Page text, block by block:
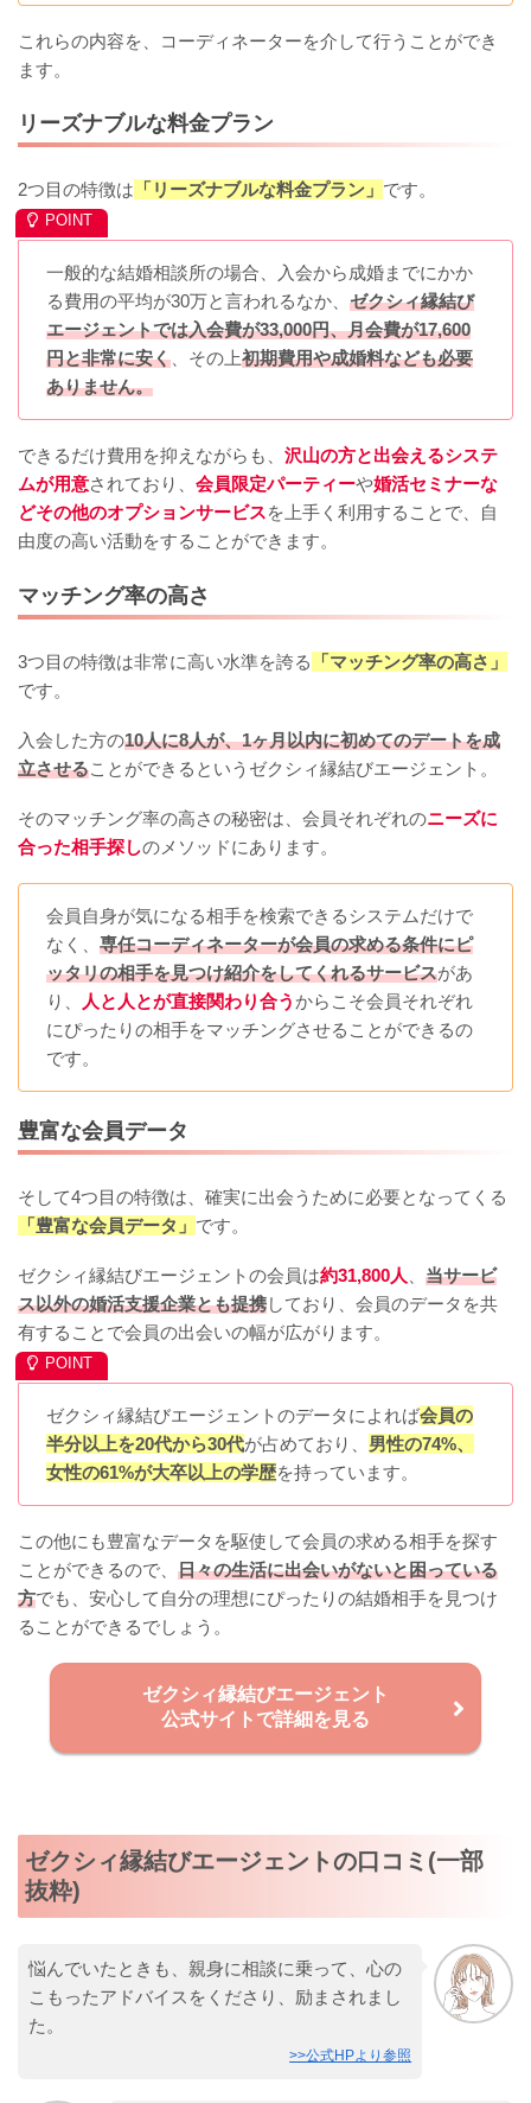
これらの内容を、コーディネーターを介して行うことができ
ます。
リーズナブルな料金プラン
2つ目の特徴は 「リーズナブルな料金プラン」 です。
一般的な結婚相談所の場合、入会から成婚までにかか
る費用の平均が30万と言われるなか、 ゼクシィ縁結び
エージェントでは入会費が33,000円、月会費が17,600
円と非常に安く、その上初期費用や成婚料なども必要
ありません。
できるだけ費用を抑えながらも、 沢山の方と出会えるシステ
ムが用意されており、 会員限定パーティーや婚活セミナーな
どその他のオプションサービスを上手く利用することで、自
由度の高い活動をすることができます。
マッチング率の高さ
3つ目の特徴は非常に高い水準を誇る
「マッチング率の高さ」
です。
入会した方の10人に8人が、1ヶ月以内に初めてのデートを成
立させることができるというゼクシィ縁結びエージェント。
そのマッチング率の高さの秘密は、会員それぞれのニーズに
合った相手探しのメソッドにあります。
会員自身が気になる相手を検索できるシステムだけで
なく、 専任コーディネーターが会員の求める条件にピ
ッタリの相手を見つけ紹介をしてくれるサービスがあ
り、
人と人とが直接関わり合うからこそ会員それぞれ
にぴったりの相手をマッチングさせることができるの
です。
豊富な会員データ
そして4つ目の特徴は、確実に出会うために必要となってくる
「豊富な会員データ」 です。
ゼクシィ縁結びエージェントの会員は約31,800人
当サービ
ス以外の婚活支援企業とも提携しており、会員のデータを共
有することで会員の出会いの幅が広がります。
ゼクシィ縁結びエージェントのデータによれば会員の
半分以上を20代から30代が占めており、 男性の74%、
女性の61%が大卒以上の学歴を持っています。
この他にも豊富なデータを駆使して会員の求める相手を探す
ことができるので、 日々の生活に出会いがないと困っている
方でも、安心して自分の理想にぴったりの結婚相手を見つけ
ることができるでしょう。
ゼクシィ縁結びエージェント
公式サイトで詳細を見る
ゼクシィ縁結びエージェントの口コミ(一部
抜粋)
悩んでいたときも、親身に相談に乗って、心の
こもったアドバイスをくださり、励まされまし
た。
>>公式HPより参照